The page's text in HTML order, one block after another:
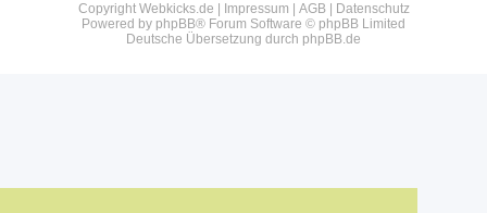
Copyright Webkicks.de | Impressum AGB|
Datenschutz
Powered by phpBB® Forum Software © phpBB Limited
Deutsche Übersetzung durch phpBB.de